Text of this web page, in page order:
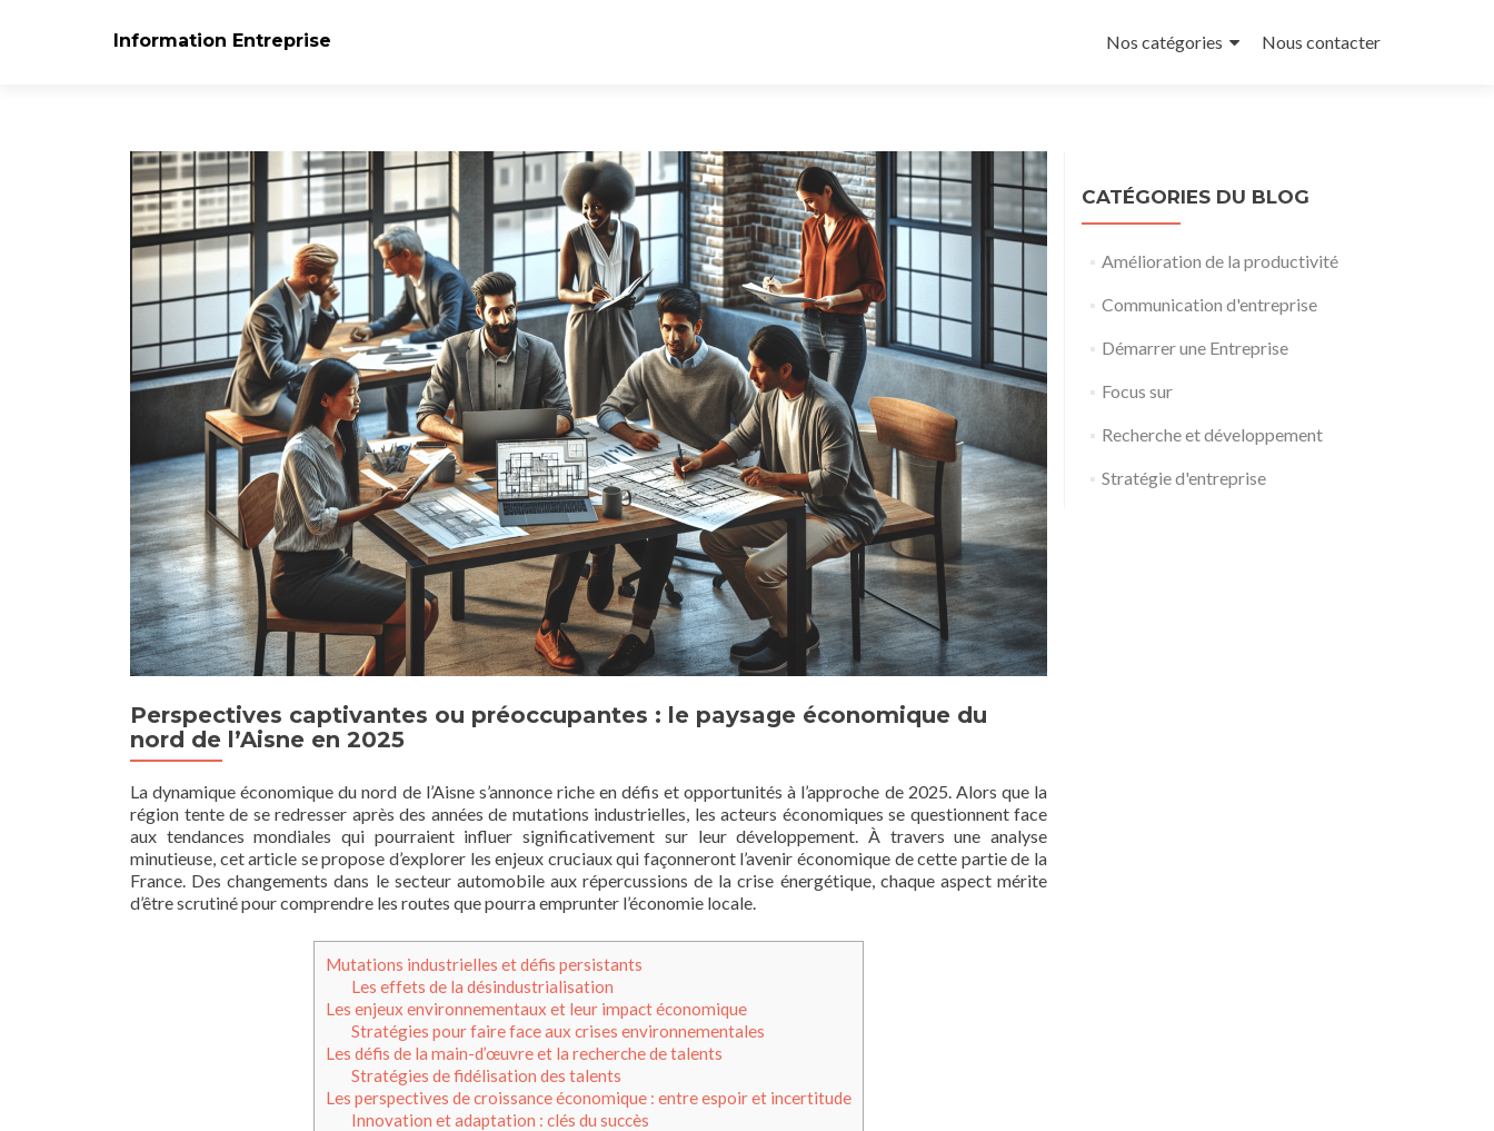
Information Entreprise
au
Nos catégories Nous contacter
Perspectives captivantes ou préoccupantes : le paysage économique du
nord de l’Aisne en 2025
La dynamique économique du nord de l’Aisne s’annonce riche en défis et opportunités à l’approche de 2025. Alors que la
région tente de se redresser après des années de mutations industrielles, les acteurs économiques se questionnent face
aux tendances mondiales qui pourraient influer significativement sur leur développement. À travers une analyse
minutieuse, cet article se propose d’explorer les enjeux cruciaux qui façonneront l’avenir économique de cette partie de la
France. Des changements dans le secteur automobile aux répercussions de la crise énergétique, chaque aspect mérite
d’être scrutiné pour comprendre les routes que pourra emprunter l’économie locale.
Mutations industrielles et défis persistants
Les effets de la désindustrialisation
Les enjeux environnementaux et leur impact économique
Stratégies pour faire face aux crises environnementales
Les défis de la main-d’œuvre et la recherche de talents
Stratégies de fidélisation des talents
Les perspectives de croissance économique : entre espoir et incertitude
Innovation et adaptation : clés du succès
CATÉGORIES DU BLOG
Amélioration de la productivité
Communication d'entreprise
Démarrer une Entreprise
Focus sur
Recherche et développement
Stratégie d'entreprise